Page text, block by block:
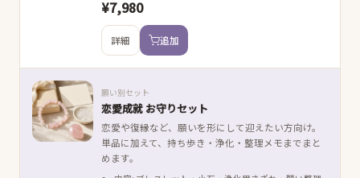
¥7,980
詳細 追加
願い別セット
恋愛成就 お守りセット
恋愛や復縁など、願いを形にして迎えたい方向け。
単品に加えて、持ち歩き・浄化・整理メモまでまと
めます。